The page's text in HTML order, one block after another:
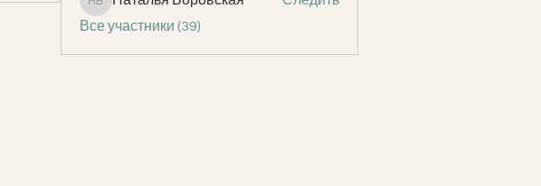
Наталья Боровская
Все участники (39)